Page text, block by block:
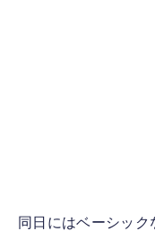
同日にはベーシッ